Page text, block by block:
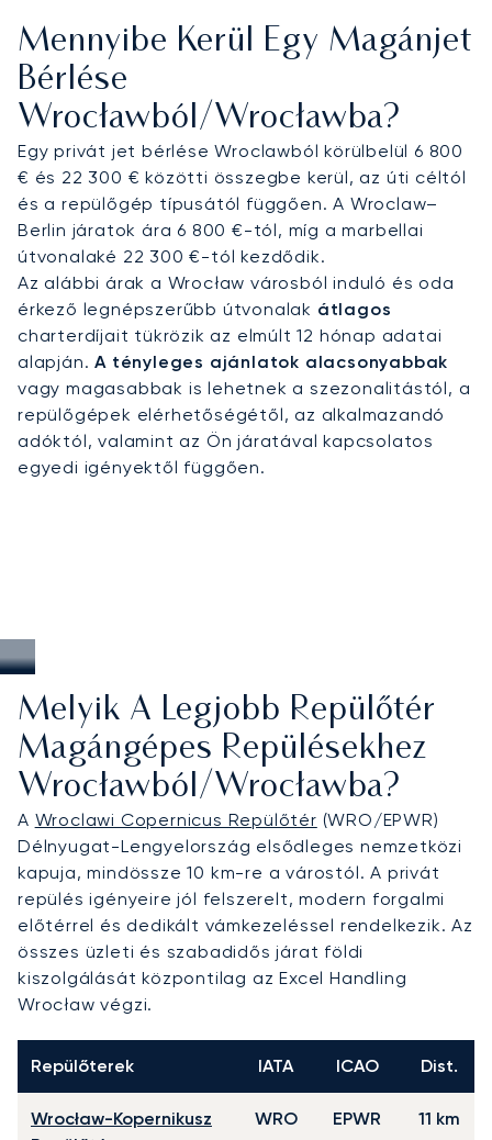
tökéletesen felkészülve érkezik majd a Wroclawi
Kongresszusi Központban tartandó
A működési kiválóság iránti elkötelezettségünket
ügyfeleink hosszú távú bizalma is igazolja; a 100
legfontosabb ügyfelünk, köztük vállalati repülési
osztályok, átlagosan több mint hét éve repülnek
velünk. Ez az elhivatottság garantálja, hogy
lengyelországi üzleti útját kivételes
professzionalizmussal szervezzük meg, teljes
nyugalmat biztosítva minden kiemelt fontosságú
útja során.
Mennyibe Kerül Egy Magánjet
Bérlése
Wrocławból/Wrocławba?
Egy privát jet bérlése Wroclawból körülbelül 6 800
€ és 22 300 € közötti összegbe kerül, az úti céltól
és a repülőgép típusától függően. A Wroclaw–
Berlin járatok ára 6 800 €-tól, míg a marbellai
útvonalaké 22 300 €-tól kezdődik.
Az alábbi árak a Wrocław városból induló és oda
érkező legnépszerűbb útvonalak átlagos
charterdíjait tükrözik az elmúlt 12 hónap adatai
alapján.A tényleges ajánlatok alacsonyabbak
vagy magasabbak is lehetnek a szezonalitástól, a
repülőgépek elérhetőségétől, az alkalmazandó
adóktól, valamint az Ön járatával kapcsolatos
egyedi igényektől függően.
Melyik A Legjobb Repülőtér
Magángépes Repülésekhez
Wrocławból/Wrocławba?
A Wroclawi Copernicus Repülőtér (WRO/EPWR)
Délnyugat-Lengyelország elsődleges nemzetközi
kapuja, mindössze 10 km-re a várostól. A privát
repülés igényeire jól felszerelt, modern forgalmi
előtérrel és dedikált vámkezeléssel rendelkezik. Az
összes üzleti és szabadidős járat földi
kiszolgálását központilag az Excel Handling
Wrocław végzi.
Repülőterek IATA ICAO Dist.
Wrocław-Kopernikusz
WRO EPWR 11 km